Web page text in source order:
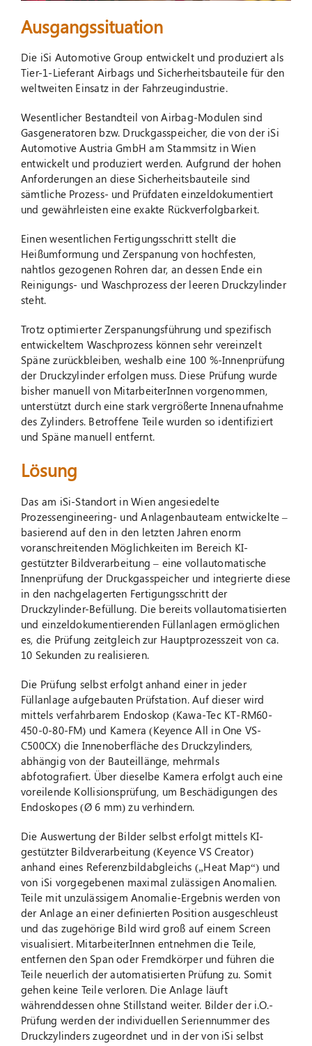
Ausgangssituation
Die iSi Automotive Group entwickelt und produziert als
Tier-1-Lieferant Airbags und Sicherheitsbauteile für den
weltweiten Einsatz in der Fahrzeugindustrie.
Wesentlicher Bestandteil von Airbag-Modulen sind
Gasgeneratoren bzw. Druckgasspeicher, die von der iSi
Automotive Austria GmbH am Stammsitz in Wien
entwickelt und produziert werden. Aufgrund der hohen
Anforderungen an diese Sicherheitsbauteile sind
sämtliche Prozess- und Prüfdaten einzeldokumentiert
und gewährleisten eine exakte Rückverfolgbarkeit.
Einen wesentlichen Fertigungsschritt stellt die
Heißumformung und Zerspanung von hochfesten,
nahtlos gezogenen Rohren dar, an dessen Ende ein
Reinigungs- und Waschprozess der leeren Druckzylinder
steht.
Trotz optimierter Zerspanungsführung und spezifisch
entwickeltem Waschprozess können sehr vereinzelt
Späne zurückbleiben, weshalb eine 100 %-Innenprüfung
der Druckzylinder erfolgen muss. Diese Prüfung wurde
bisher manuell von MitarbeiterInnen vorgenommen,
unterstützt durch eine stark vergrößerte Innenaufnahme
des Zylinders. Betroffene Teile wurden so identifiziert
und Späne manuell entfernt.
Lösung
Das am iSi-Standort in Wien angesiedelte
Prozessengineering- und Anlagenbauteam entwickelte –
basierend auf den in den letzten Jahren enorm
voranschreitenden Möglichkeiten im Bereich KI-
gestützter Bildverarbeitung – eine vollautomatische
Innenprüfung der Druckgas­speicher und integrierte diese
in den nachgelagerten Fertigungsschritt der
Druckzylinder-Befüllung. Die bereits vollautomatisierten
und einzeldokumentierenden Füllanlagen ermöglichen
es, die Prüfung zeitgleich zur Hauptprozesszeit von ca.
10 Sekunden zu realisieren.
Die Prüfung selbst erfolgt anhand einer in jeder
Füllanlage aufgebauten Prüfstation. Auf dieser wird
mittels verfahrbarem Endoskop (Kawa-Tec KT-RM60-
450-0-80-FM) und Kamera (Keyence All in One VS-
C500CX) die Innenoberfläche des Druckzylinders,
abhängig von der Bauteillänge, mehrmals
abfotografiert. Über dieselbe Kamera erfolgt auch eine
voreilende Kollisionsprüfung, um Beschädigungen des
Endoskopes (Ø 6 mm) zu verhindern.
Die Auswertung der Bilder selbst erfolgt mittels KI-
gestützter Bildverarbeitung (Keyence VS Creator)
anhand eines Referenzbildabgleichs („Heat Map“) und
von iSi vorgegebenen maximal zulässigen Anomalien.
Teile mit unzulässigem Anomalie-Ergebnis werden von
der Anlage an einer definierten Position ausgeschleust
und das zugehörige Bild wird groß auf einem Screen
visualisiert. MitarbeiterInnen entnehmen die Teile,
entfernen den Span oder Fremdkörper und führen die
Teile neuerlich der automatisierten Prüfung zu. Somit
gehen keine Teile verloren. Die Anlage läuft
währenddessen ohne Stillstand weiter. Bilder der i.O.-
Prüfung werden der individuellen Seriennummer des
Druckzylinders zugeordnet und in der von iSi selbst